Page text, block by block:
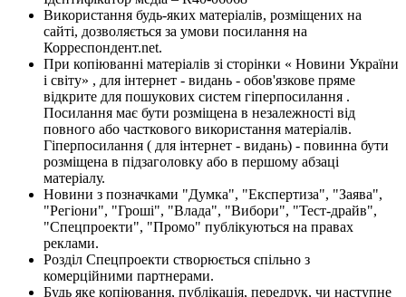
Використання будь-яких матеріалів, розміщених на
сайті, дозволяється за умови посилання на
Корреспондент.net.
При копіюванні матеріалів зі сторінки « Новини України
і світу» , для інтернет - видань - обов'язкове пряме
відкрите для пошукових систем гіперпосилання .
Посилання має бути розміщена в незалежності від
повного або часткового використання матеріалів.
Гіперпосилання ( для інтернет - видань) - повинна бути
розміщена в підзаголовку або в першому абзаці
матеріалу.
Новини з позначками "Думка", "Експертиза", "Заява",
"Регіони", "Гроші", "Влада", "Вибори", "Тест-драйв",
"Спецпроекти", "Промо" публікуються на правах
реклами.
Розділ Спецпроекти створюється спільно з
комерційними партнерами.
Будь яке копіювання, публікація, передрук, чи наступне